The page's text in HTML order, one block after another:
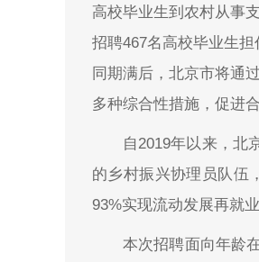
高校毕业生到农村从事
招聘467名高校毕业生
同期满后，北京市将通
多种综合性措施，促进
自2019年以来，北
的乡村振兴协理员队伍
93%实现流动发展再就
本次招聘面向年龄